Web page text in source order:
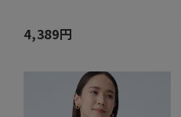
4,389円